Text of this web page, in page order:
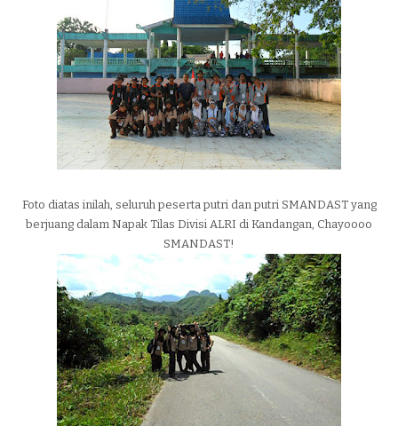
Foto diatas inilah, seluruh peserta putri dan putri SMANDAST yang
berjuang dalam Napak Tilas Divisi ALRI di Kandangan, Chayoooo
SMANDAST!